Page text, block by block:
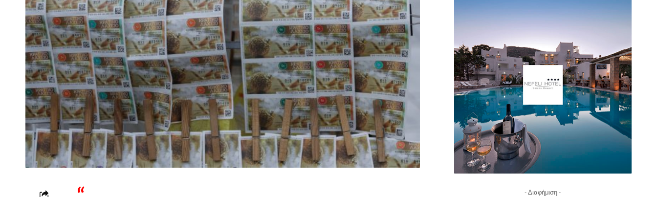
- Διαφήμιση -